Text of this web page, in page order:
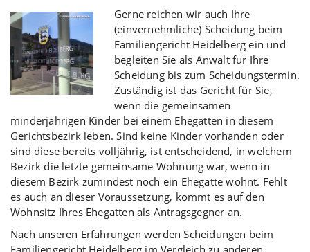
Gerne reichen wir auch Ihre
(einvernehmliche) Scheidung beim
Familiengericht Heidelberg ein und
begleiten Sie als Anwalt für Ihre
Scheidung bis zum Scheidungstermin.
Zuständig ist das Gericht für Sie,
wenn die gemeinsamen
minderjährigen Kinder bei einem Ehegatten in diesem
Gerichtsbezirk leben. Sind keine Kinder vorhanden oder
sind diese bereits volljährig, ist entscheidend, in welchem
Bezirk die letzte gemeinsame Wohnung war, wenn in
diesem Bezirk zumindest noch ein Ehegatte wohnt. Fehlt
es auch an dieser Voraussetzung, kommt es auf den
Wohnsitz Ihres Ehegatten als Antragsgegner an.
Nach unseren Erfahrungen werden Scheidungen beim